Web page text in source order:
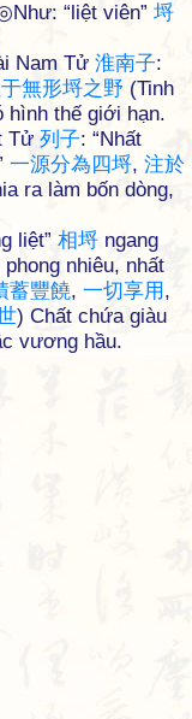
“liệt viên” 埒
Nam Tử 淮南子:
于無形埒之野 (Tinh
hình thế giới hạn.
Tử 列 子: “Nhất
一源分為四埒, 注於
ra làm bốn dòng,
liệt” 相埒 ngang
nhiêu, nhất
蓄豐饒, 一切享用 ,
) Chất chứa giàu
vương hầu.